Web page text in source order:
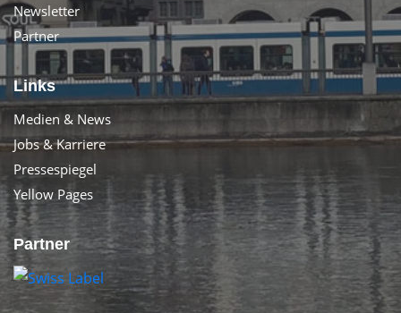
Newsletter
Partner
Links
Medien & News
Jobs & Karriere
Pressespiegel
Yellow Pages
Partner